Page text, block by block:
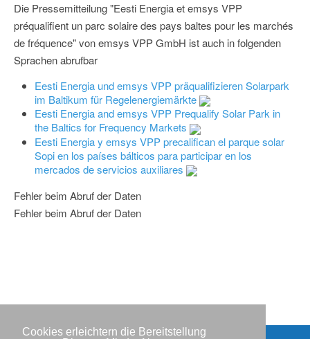
Cookies erleichtern die Bereitstellung
Die Pressemitteilung "Eesti Energia et emsys VPP
préqualifient un parc solaire des pays baltes pour les marchés
de fréquence" von emsys VPP GmbH ist auch in folgenden
Sprachen abrufbar
Eesti Energia und emsys VPP präqualifizieren Solarpark
im Baltikum für Regelenergiemärkte
Eesti Energia and emsys VPP Prequalify Solar Park in
the Baltics for Frequency Markets
Eesti Energia y emsys VPP precalifican el parque solar
Sopi en los países bálticos para participar en los
mercados de servicios auxiliares
Fehler beim Abruf der Daten
Fehler beim Abruf der Daten